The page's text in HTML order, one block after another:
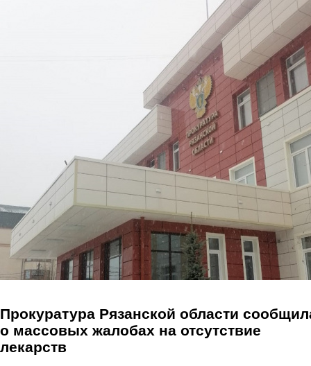
Прокуратура Рязанской области
о массовых жалобах на отсутствие
лекарств